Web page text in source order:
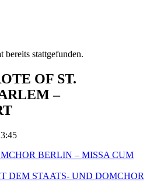
bereits stattgefunden.
OF ST.
–
BERLIN – MISSA CUM
DEM STAATS- UND DOMCHOR